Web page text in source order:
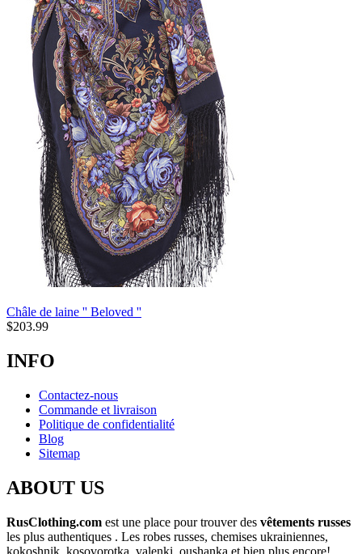
Châle de laine '' Beloved ''
$203.99
INFO
Contactez-nous
Commande et livraison
Politique de confidentialité
Blog
Sitemap
ABOUT US
RusClothing.com est une place pour trouver des vêtements russes
les plus authentiques . Les robes russes, chemises ukrainiennes,
kokoshnik, kosovorotka, valenki, oushanka et bien plus encore!